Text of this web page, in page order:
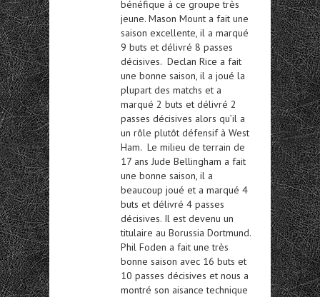
bénéfique à ce groupe très
jeune. Mason Mount a fait une
saison excellente, il a marqué
9 buts et délivré 8 passes
décisives. Declan Rice a fait
une bonne saison, il a joué la
plupart des matchs et a
marqué 2 buts et délivré 2
passes décisives alors qu’il a
un rôle plutôt défensif à West
Ham. Le milieu de terrain de
17 ans Jude Bellingham a fait
une bonne saison, il a
beaucoup joué et a marqué 4
buts et délivré 4 passes
décisives. Il est devenu un
titulaire au Borussia Dortmund.
Phil Foden a fait une très
bonne saison avec 16 buts et
10 passes décisives et nous a
montré son aisance technique